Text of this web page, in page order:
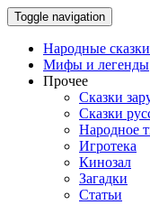
Toggle navigation
Народные сказки
Мифы и легенды
Прочее
Сказки
Сказки
Народное
Игротека
Кинозал
Загадки
Статьи